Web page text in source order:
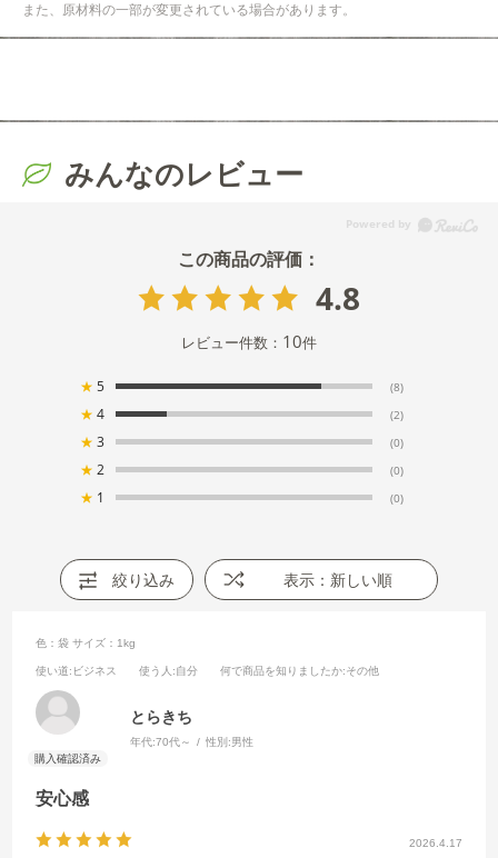
また、原材料の一部が変更されている場合があります。
みんなのレビュー
4.8
レビュー件数： 10件
★ 5 (8)
★ 4 (2)
★ 3 (0)
★ 2 (0)
★ 1 (0)
絞り込み 表示：新しい順
2026.4.17
安心感
色：袋 サイズ：1kg
使い道:ビジネス 使う人 :自分 何で商品を知りましたか:その他
とらきち
年代:70代～ 性別:男性